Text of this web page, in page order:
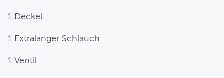
1 Deckel
1 Extralanger Schlauch
1 Ventil